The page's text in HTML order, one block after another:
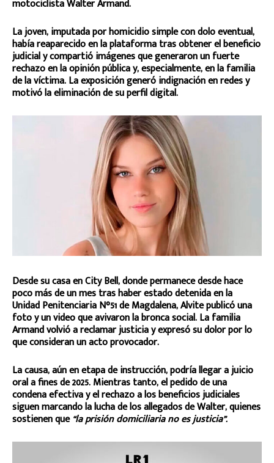
motociclista Walter Armand.
La joven, imputada por homicidio simple con dolo eventual,
había reaparecido en la plataforma tras obtener el beneficio
judicial y compartió imágenes que generaron un fuerte
rechazo en la opinión pública y, especialmente, en la familia
de la víctima. La exposición generó indignación en redes y
motivó la eliminación de su perfil digital.
Desde su casa en City Bell, donde permanece desde hace
poco más de un mes tras haber estado detenida en la
Unidad Penitenciaria N°51 de Magdalena, Alvite publicó una
foto y un video que avivaron la bronca social. La familia
Armand volvió a reclamar justicia y expresó su dolor por lo
que consideran un acto provocador.
La causa, aún en etapa de instrucción, podría llegar a juicio
oral a fines de 2025. Mientras tanto, el pedido de una
condena efectiva y el rechazo a los beneficios judiciales
siguen marcando la lucha de los allegados de Walter, quienes
sostienen que“la prisión domiciliaria no es justicia”.